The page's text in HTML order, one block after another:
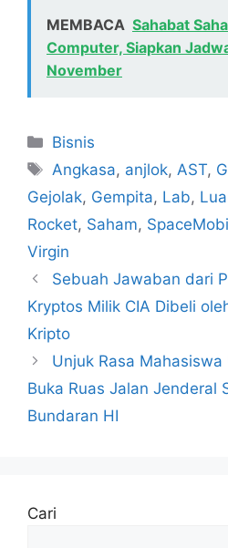
MEMBACA Sahabat
Computer, Siapkan
November
Kategori
Bisnis
Tag
Angkasa, anjlok, AST,
Gejolak, Gempita, Lab,
Rocket, Saham,
Virgin
Sebuah Jawaban dari
Kryptos Milik CIA Dibeli
Kripto
Unjuk Rasa
Buka Ruas Jalan Jenderal
Bundaran HI
Cari